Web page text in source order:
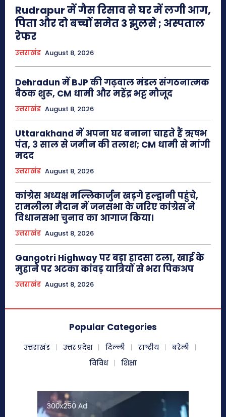
Rudrapur में गैस रिसाव से घर में लगी आग,
पिता और दो बच्चों समेत 3 झुलसे ; अस्पताल
रेफर
उत्तराखंड August 8, 2026
Dehradun में BJP की गढ़वाल मंडल संगठनात्मक
बैठक शुरू, CM धामी और महेंद्र भट्ट मौजूद
उत्तराखंड August 8, 2026
Uttarakhand में अपना घर बनाना चाहते हैं ऋषभ
पंत, 3 साल से जमीन की तलाश; CM धामी से मांगी
मदद
उत्तराखंड August 8, 2026
कांग्रेस अध्यक्ष मल्लिकार्जुन खड़गे हल्द्वानी पहुंचे,
रामलीला मैदान में जनसभा के जरिए कांग्रेस ने
विधानसभा चुनाव का आगाज किया।
उत्तराखंड August 8, 2026
Gangotri Highway पर बड़ा हादसा टला, खाई के
मुहाने पर अटका कांवड़ यात्रियों से भरा पिकअप
उत्तराखंड August 8, 2026
Popular Categories
उत्तराखंड उत्तर प्रदेश दिल्ली राष्ट्रीय
बरेली
विविध
शिक्षा